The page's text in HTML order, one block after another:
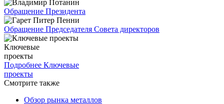
Обращение Президента
Обращение Председателя Совета директоров
Ключевые
проекты
Подробнее Ключевые
проекты
Смотрите также
Обзор рынка металлов